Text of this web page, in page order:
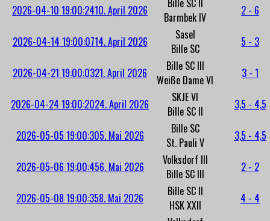
2026-04-10 19:00:2410. April 2026
Bille SC II
Barmbek IV
2 - 6
2026-04-14 19:00:0714. April 2026
Sasel
Bille SC
5 - 3
2026-04-21 19:00:0321. April 2026
Bille SC III
Weiße Dame VI
3 - 1
2026-04-24 19:00:2024. April 2026
SKJE VI
Bille SC II
3,5 - 4,5
2026-05-05 19:00:305. Mai 2026
Bille SC
St. Pauli V
3,5 - 4,5
2026-05-06 19:00:456. Mai 2026
Volksdorf III
Bille SC III
2 - 2
2026-05-08 19:00:358. Mai 2026
Bille SC II
HSK XXII
4 - 4